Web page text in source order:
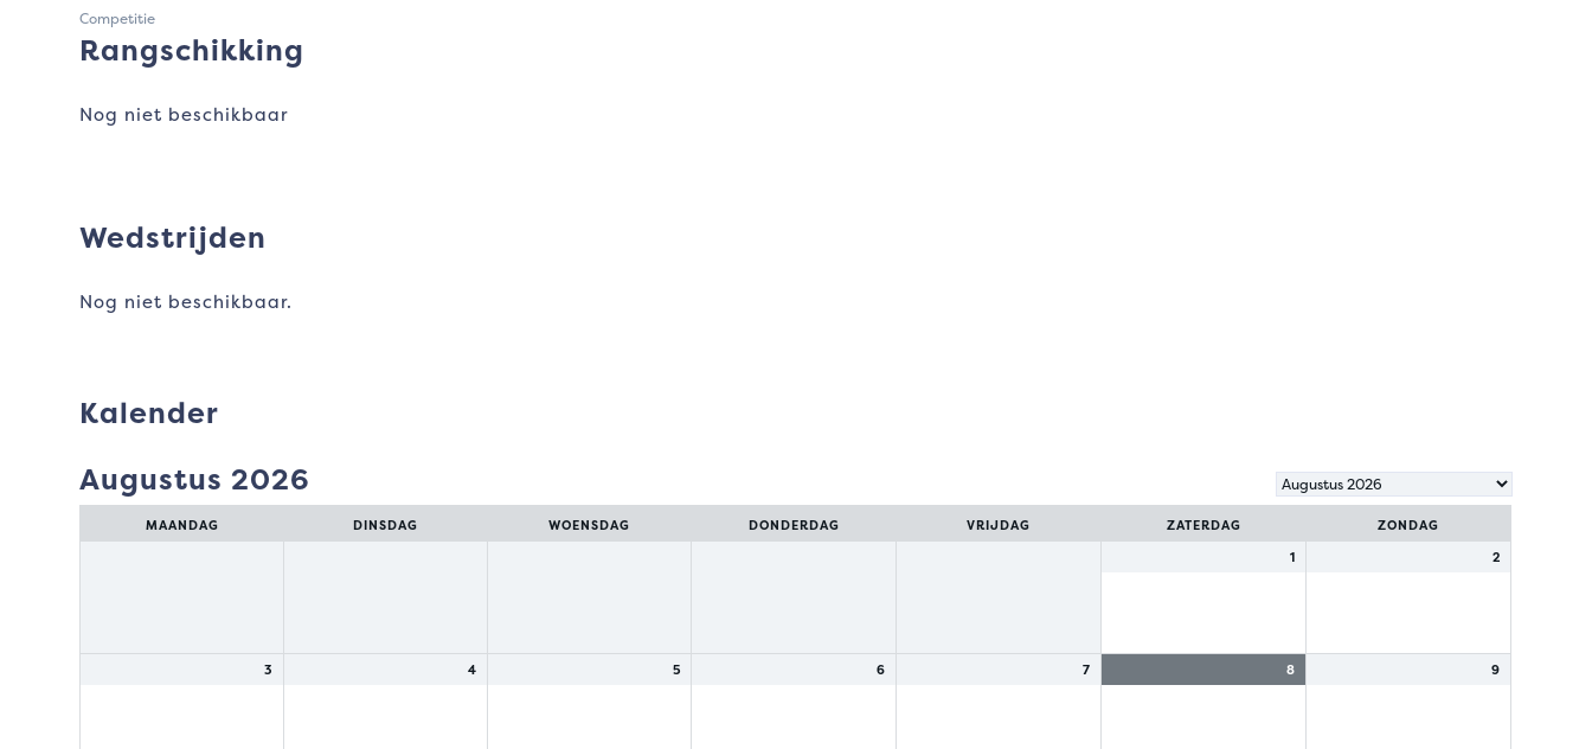
Rangschikking
Competitie
Nog niet beschikbaar
Wedstrijden
Nog niet beschikbaar.
Kalender
Maand
selecteren
Augustus 2026
MAANDAG DINSDAG WOENSDAG DONDERDAG VRIJDAG ZATERDAG
ZONDAG
1
2
3 4 5 6 7 8 9